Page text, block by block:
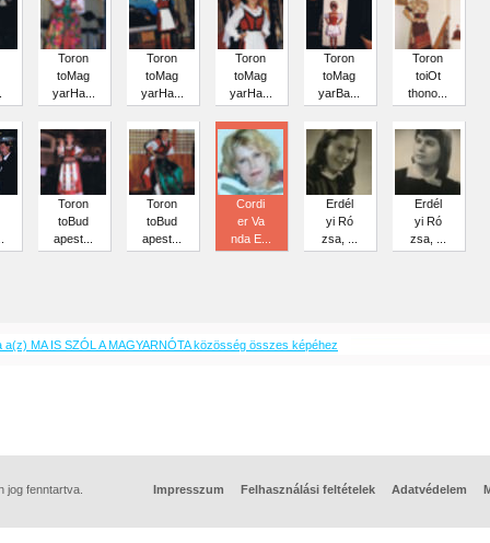
Toron
toMag
yarHa...
Toron
toMag
yarHa...
Toron
toMag
yarHa...
Toron
toMag
yarBa...
Toron
toiOt
thono...
Toron
toBud
apest...
Toron
toBud
apest...
Cordi
er Va
nda E...
Erdél
yi Ró
zsa, ...
Erdél
yi Ró
zsa, ...
MA IS SZÓL A MAGYARNÓTA közösség összes képéhez
jog fenntartva. Impresszum Felhasználási feltételek Adatvédelem